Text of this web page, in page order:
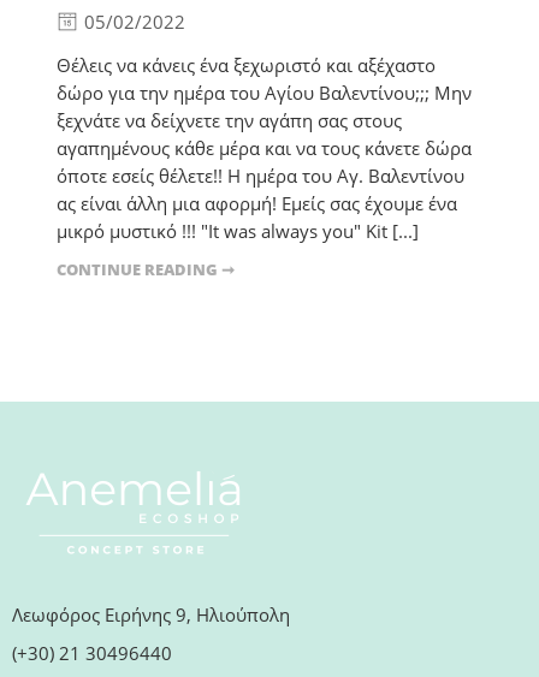
05/02/2022
Θέλεις να κάνεις ένα ξεχωριστό και αξέχαστο
δώρο για την ημέρα του Αγίου Βαλεντίνου;;; Μην
ξεχνάτε να δείχνετε την αγάπη σας στους
αγαπημένους κάθε μέρα και να τους κάνετε δώρα
όποτε εσείς θέλετε!! Η ημέρα του Αγ. Βαλεντίνου
ας είναι άλλη μια αφορμή! Εμείς σας έχουμε ένα
μικρό μυστικό !!! "It was always you" Kit [...]
CONTINUE READING ➞
Λεωφόρος Ειρήνης 9, Ηλιούπολη
(+30) 21 30496440